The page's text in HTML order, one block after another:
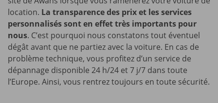
location. La transparence des prix et les services
personnalisés sont en effet très importants pour
nous. C’est pourquoi nous constatons tout éventuel
dégât avant que ne partiez avec la voiture. En cas de
problème technique, vous profitez d’un service de
dépannage disponible 24 h/24 et 7 j/7 dans toute
l’Europe. Ainsi, vous rentrez toujours en toute sécurité.